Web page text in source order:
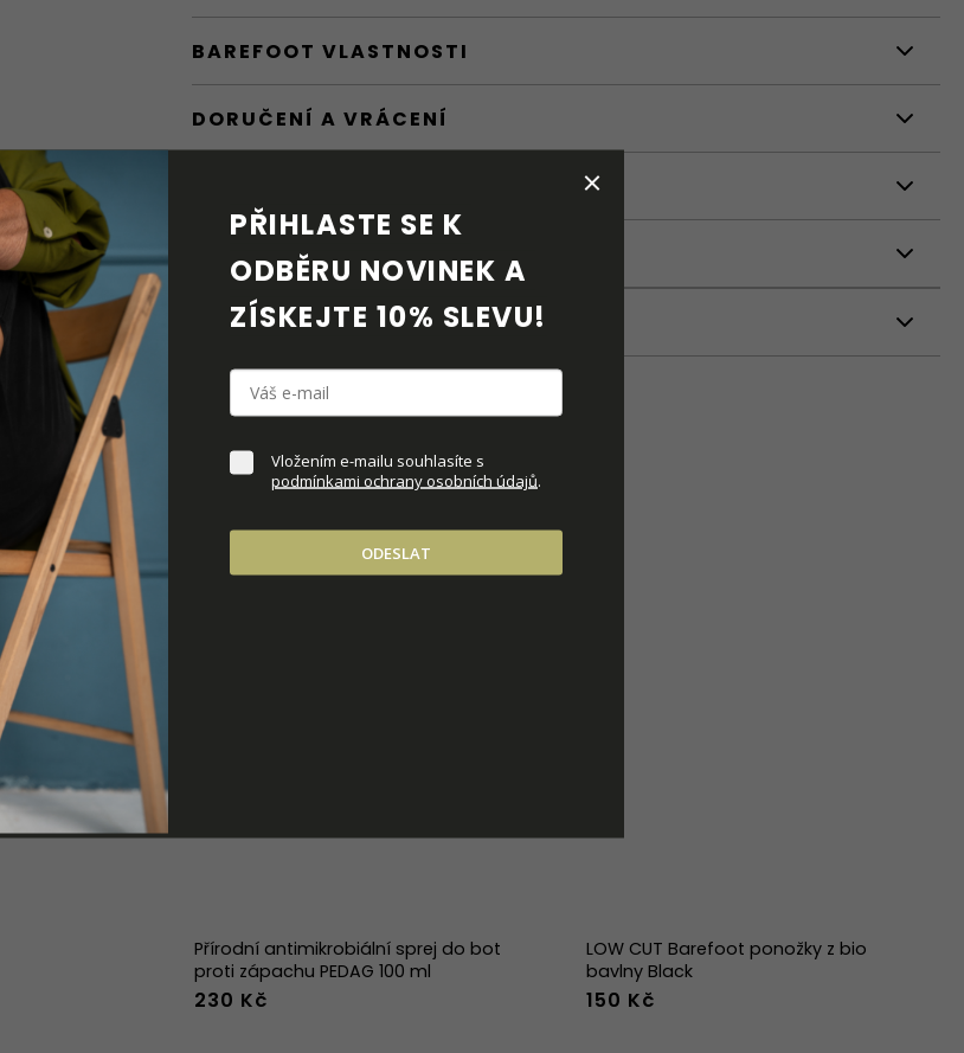
BAREFOOT VLASTNOSTI
DORUČENÍ A VRÁCENÍ
KE STAŽENÍ
DOPLŇKOVÉ PARAMETRY
Přírodní antimikrobiální sprej do bot
proti zápachu PEDAG 100 ml
230 Kč
LOW CUT Barefoot ponožky z bio
bavlny Black
150 Kč
PŘIHLASTE SE K
ODBĚRU NOVINEK A
ZÍSKEJTE 10% SLEVU!
Vložením e-mailu souhlasíte s
podmínkami ochrany osobních údajů.
ODESLAT